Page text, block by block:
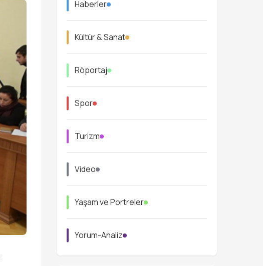
Haberler
Kültür & Sanat
Röportaj
Spor
Turizm
Video
Yaşam ve Portreler
Yorum-Analiz